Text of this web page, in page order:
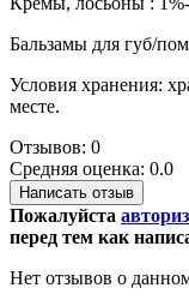
Бальзамы для губ/
Условия хранения:
месте.
Отзывов: 0
Средняя оценка: 0.0
Написать отзыв
Пожалуйста
перед тем как
Нет отзывов о